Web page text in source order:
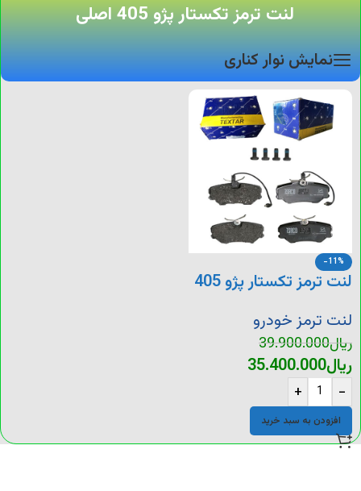
لنت ترمز تکستار پژو 405 اصلی
نمایش نوار کناری
-11%
لنت ترمز تکستار پژو 405
لنت ترمز خودرو
ریال39.900.000
ریال35.400.000
-
+
افزودن به سبد خرید